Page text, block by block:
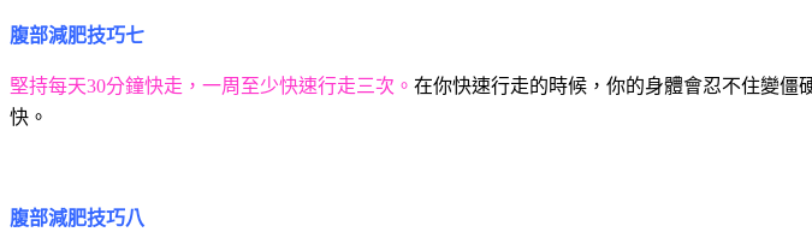
腹部減肥技巧七
堅持每天30分鐘快走，一周至少快速行走三次。 在你快速行走的時候，你的身體會忍不住變僵
快。
腹部減肥技巧八